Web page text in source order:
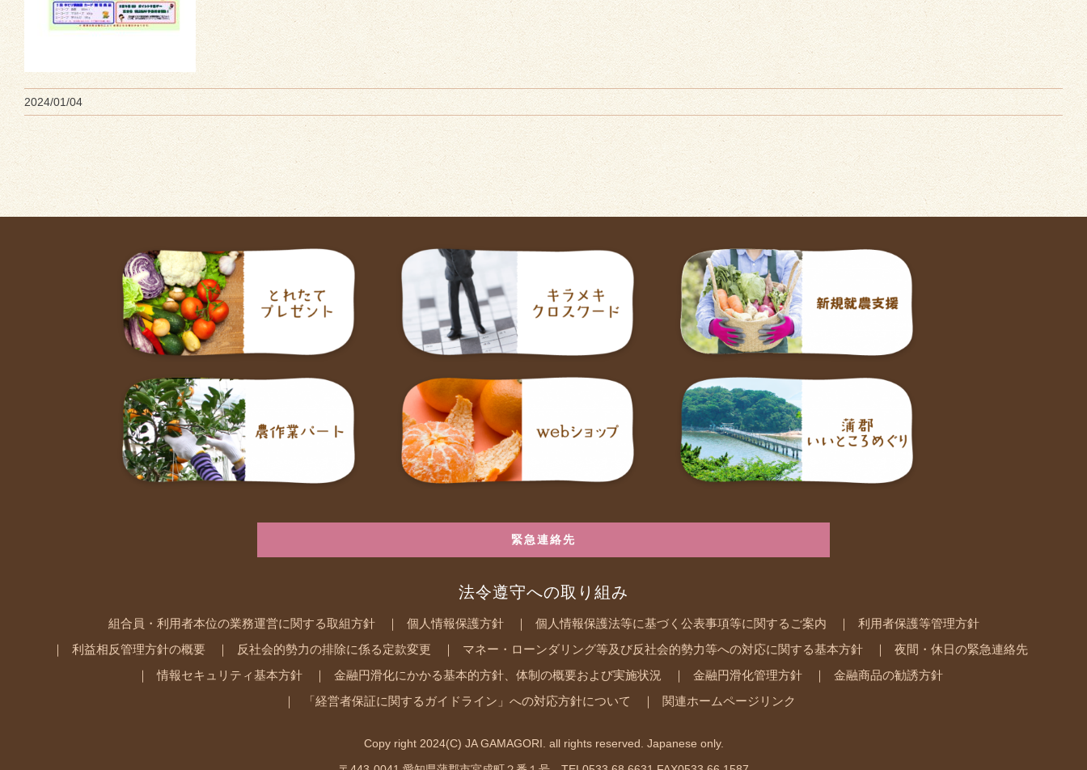
2024/01/04
緊急連絡先
法令遵守への取り組み
組合員・利用者本位の業務運営に関する取組方針 個人情報保護方針 個人情報保護法等に基づく公表事項等に関するご案内 利用者保護等管理方針
利益相反管理方針の概要 反社会的勢力の排除に係る定款変更 マネー・ローンダリング等及び反社会的勢力等への対応に関する基本方針 夜間・休日の緊急連絡先
情報セキュリティ基本方針 金融円滑化にかかる基本的方針、体制の概要および実施状況 金融円滑化管理方針 金融商品の勧誘方針
「経営者保証に関するガイドライン」への対応方針について 関連ホームページリンク
Copy right 2024(C) JA GAMAGORI. all rights reserved. Japanese only.